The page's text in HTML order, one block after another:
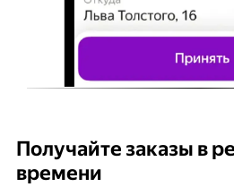
Получайте заказы в
времени